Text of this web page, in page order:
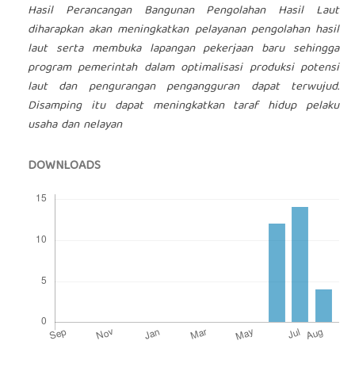
Hasil Perancangan Bangunan Pengolahan Hasil Laut
diharapkan akan meningkatkan pelayanan pengolahan hasil
laut serta membuka lapangan pekerjaan baru sehingga
program pemerintah dalam optimalisasi produksi potensi
laut dan pengurangan pengangguran dapat terwujud.
Disamping itu dapat meningkatkan taraf hidup pelaku
usaha dan nelayan
DOWNLOADS